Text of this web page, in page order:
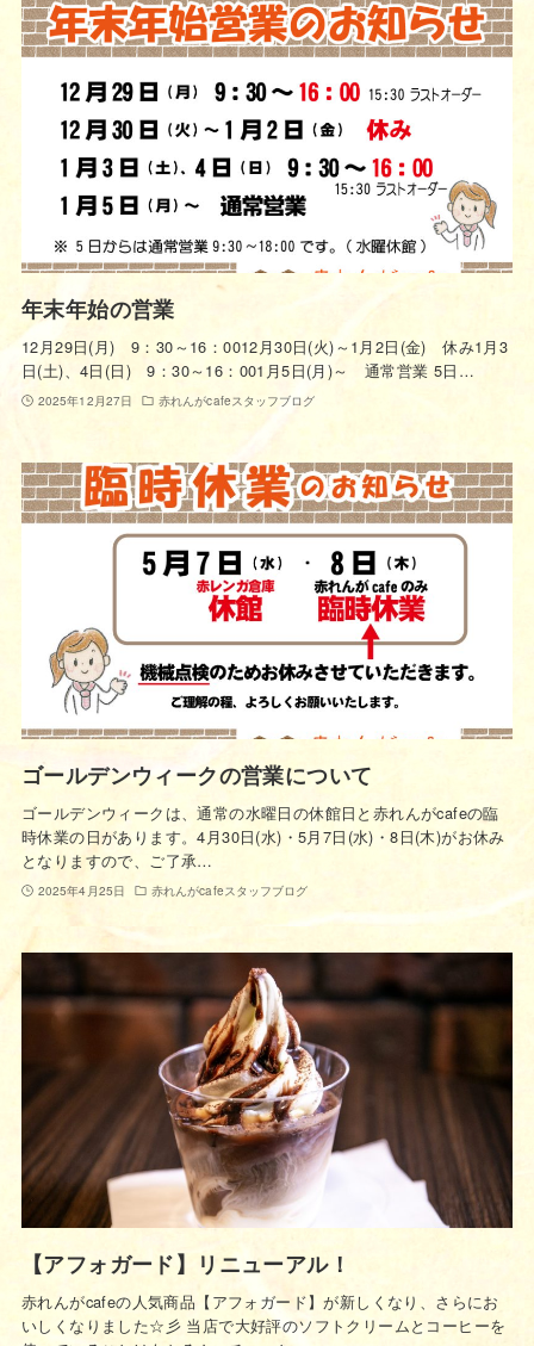
年末年始の営業
12月29日(月) 9：30～16：0012月30日(火)～1月2日(金) 休み1月3
日(土)、4日(日) 9：30～16：001月5日(月)～ 通常営業 5日…
2025年12月27日 赤れんがcafeスタッフブログ
ゴールデンウィークの営業について
ゴールデンウィークは、通常の水曜日の休館日と赤れんがcafeの臨
時休業の日があります。4月30日(水)・5月7日(水)・8日(木)がお休み
となりますので、ご了承…
2025年4月25日 赤れんがcafeスタッフブログ
【アフォガード】リニューアル！
赤れんがcafeの人気商品【アフォガード】が新しくなり、さらにお
いしくなりました☆彡 当店で大好評のソフトクリームとコーヒーを